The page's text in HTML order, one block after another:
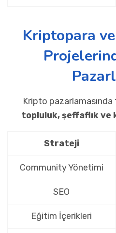
Kriptopara
Kripto pazarlamasında
topluluk, şeffaflık
Strateji
Community Yönetimi
SEO
Eğitim İçerikleri